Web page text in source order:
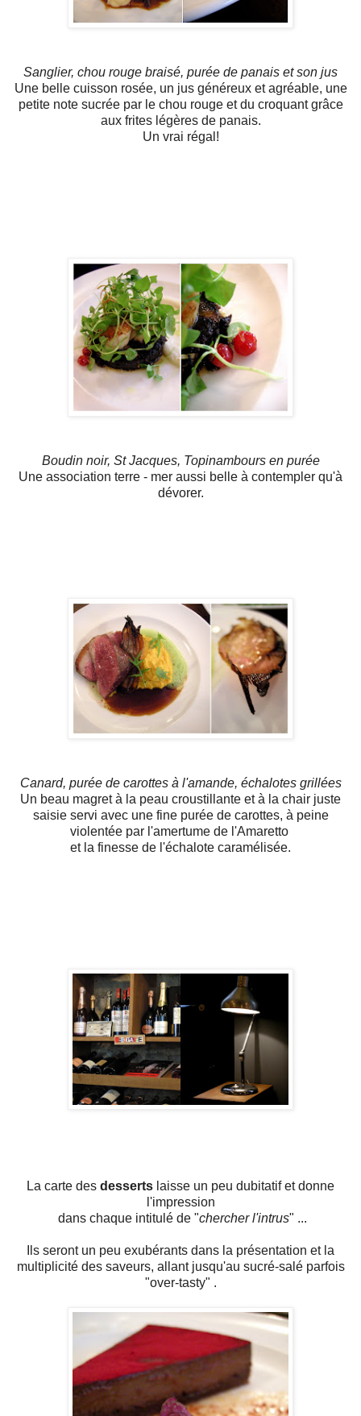
Sanglier, chou rouge braisé, purée de panais et son jus
Une belle cuisson rosée, un jus généreux et agréable, une
petite note sucrée par le chou rouge et du croquant grâce
aux frites légères de panais.
Un vrai régal!
Boudin noir, St Jacques, Topinambours en purée
Une association terre - mer aussi belle à contempler qu'à
dévorer.
Canard, purée de carottes à l'amande, échalotes grillées
Un beau magret à la peau croustillante et à la chair juste
saisie servi avec une fine purée de carottes, à peine
violentée par l'amertume de l'Amaretto
et la finesse de l'échalote caramélisée.
La carte des desserts laisse un peu dubitatif et donne
l'impression
dans chaque intitulé de "chercher l'intrus" ...
Ils seront un peu exubérants dans la présentation et la
multiplicité des saveurs, allant jusqu'au sucré-salé parfois
"over-tasty" .